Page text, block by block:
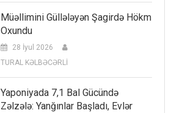
Müəllimini Güllələyən Şagirdə Hökm
Oxundu
28 İyul 2026
TURAL KƏLBƏCƏRLİ
Yaponiyada 7,1 Bal Gücündə
Zəlzələ: Yanğınlar Başladı, Evlər